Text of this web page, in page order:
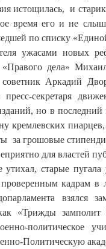
истощилась, и
время его и не
по списку
ужасами новых
«Правого дела»
советник Аркадий
секретаря
но в
кремлевских
за грошовые
для властей
старые
кадрам
взялся
«Трижды
политическое
Политическую